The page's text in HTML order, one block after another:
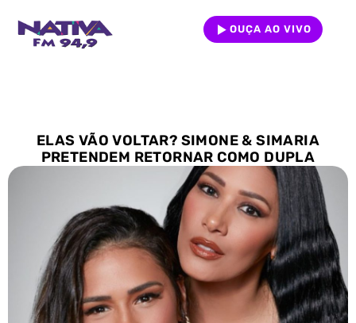
OUÇA AO VIVO
ELAS VÃO VOLTAR? SIMONE & SIMARIA
PRETENDEM RETORNAR COMO DUPLA